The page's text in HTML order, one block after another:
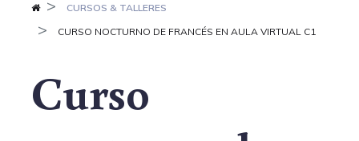
CURSOS & TALLERES
CURSO NOCTURNO DE FRANCÉS EN AULA VIRTUAL C1
Curso